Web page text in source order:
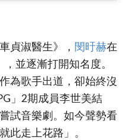
貞淑醫生》， ‎閔旴赫‎在
並逐漸打開知名度。
為歌手出道，卻始終沒
」2期成員李世美結
試音樂劇。如今聲勢看
此走上花路」。